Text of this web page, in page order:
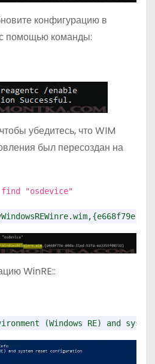
конфигурацию в
помощью команды:
убедитесь, что WIM
был пересоздан на
"osdevice"
WinRE::
(Windows RE) and